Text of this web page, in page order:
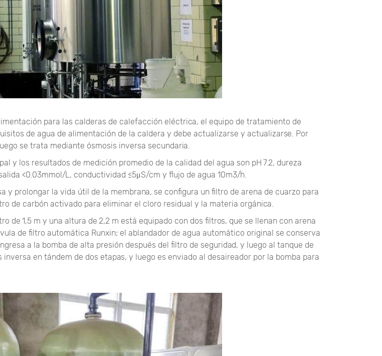
para las calderas de calefacción eléctrica, el equipo de tratamiento de
de agua de alimentación de la caldera y debe actualizarse y actualizarse. Por
se trata mediante ósmosis inversa secundaria.
y los resultados de medición promedio de la calidad del agua son pH 7.2, dureza
<0.03mmol/L, conductividad ≤5μS/cm y flujo de agua 10m3/h.
prolongar la vida útil de la membrana, se configura un filtro de arena de cuarzo para
de carbón activado para eliminar el cloro residual y la materia orgánica.
de 1,5 m y una altura de 2,2 m está equipado con dos filtros, que se llenan con arena
de filtro automática Runxin; el ablandador de agua automático original se conserva
a la bomba de alta presión después del filtro de seguridad, y luego al tanque de
en tándem de dos etapas, y luego es enviado al desaireador por la bomba para